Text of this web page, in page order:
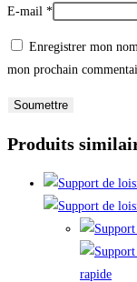
E-mail *
Enregistrer mon
mon prochain
Produits
rapide